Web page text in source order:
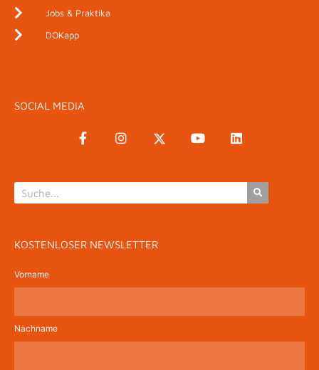
Jobs & Praktika
DOKapp
SOCIAL MEDIA
KOSTENLOSER NEWSLETTER
Vorname
Nachname